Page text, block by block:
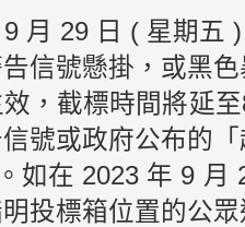
月 29 日 ( 星期五
告信號懸掛，或黑
，截標時間將延
號或政府公布的
如在 2023 年 9
投標箱位置的公